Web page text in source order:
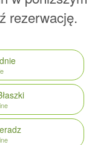
rezerwację.